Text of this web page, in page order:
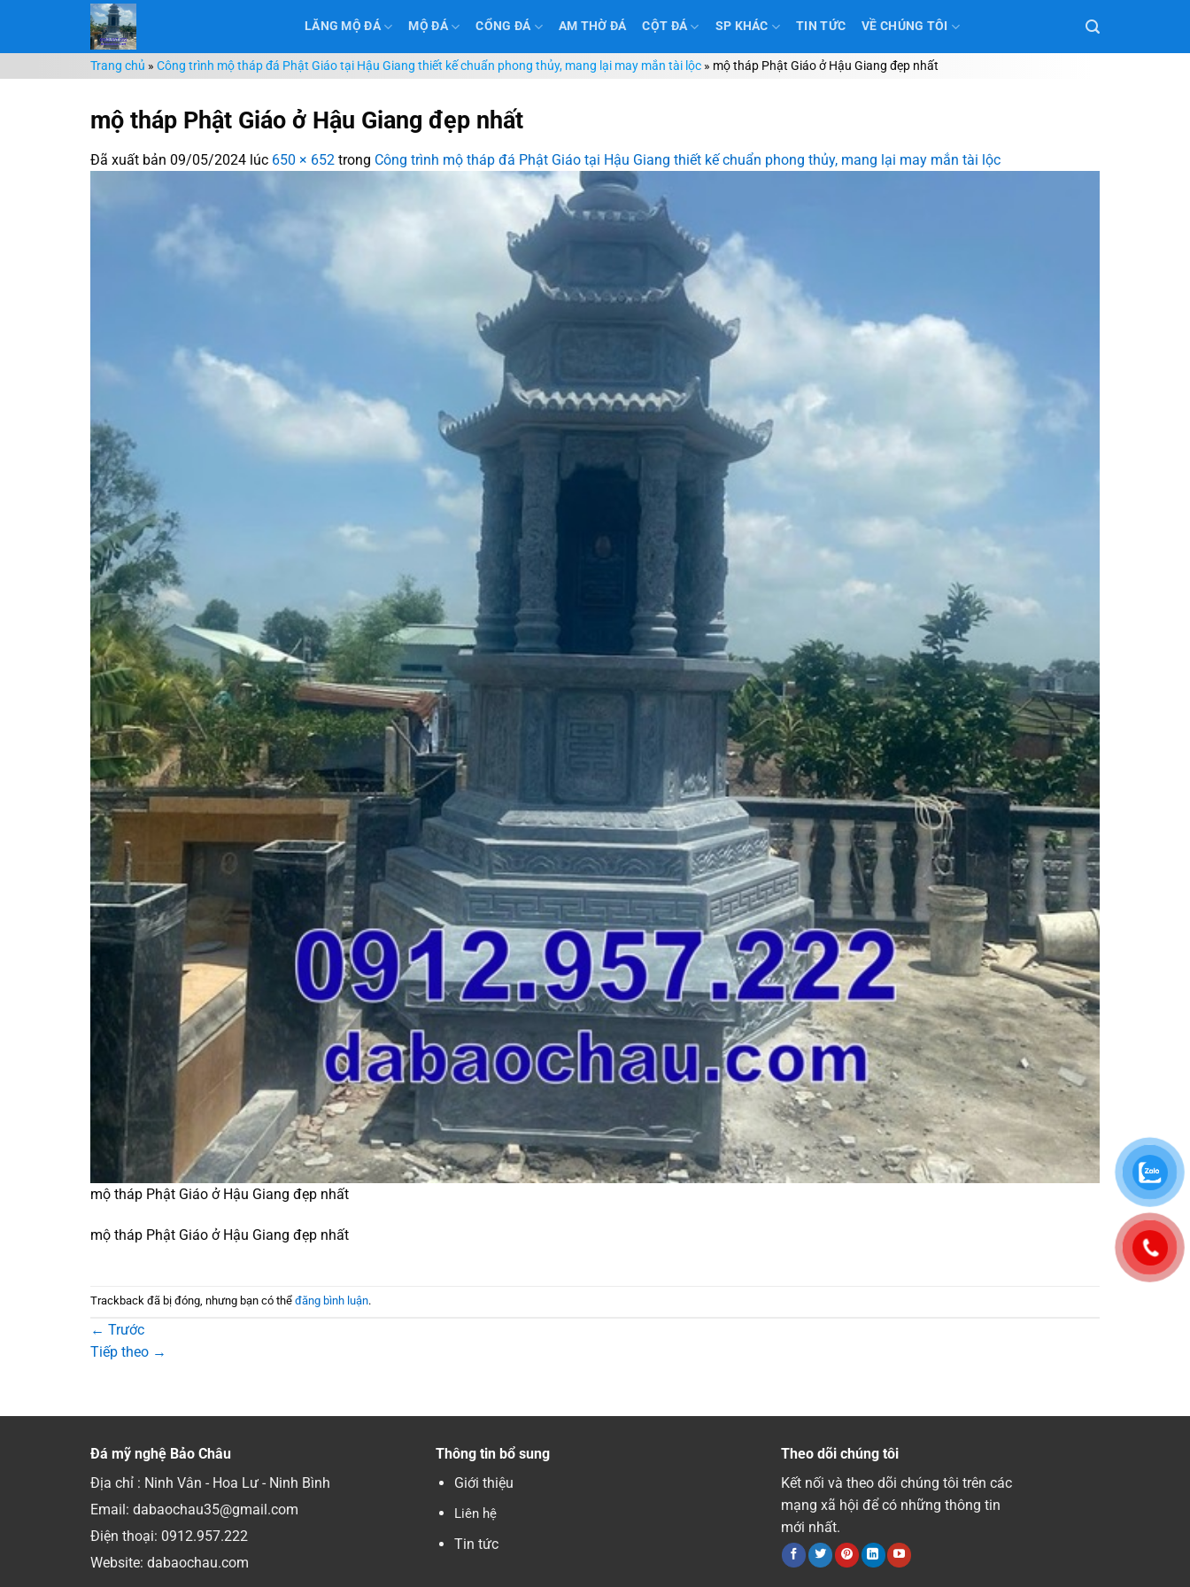
nội
dung
LĂNG MỘ ĐÁ MỘ ĐÁ CỔNG ĐÁ AM THỜ ĐÁ CỘT ĐÁ SP KHÁC TIN TỨC VỀ CHÚNG TÔI
Trang chủ » Công trình mộ tháp đá Phật Giáo tại Hậu Giang thiết kế chuẩn phong thủy, mang lại may mắn tài lộc » mộ tháp Phật Giáo ở Hậu Giang đẹp nhất
mộ tháp Phật Giáo ở Hậu Giang đẹp nhất
Đã xuất bản 09/05/2024 lúc 650 × 652 trong Công trình mộ tháp đá Phật Giáo tại Hậu Giang thiết kế chuẩn phong thủy, mang lại may mắn tài lộc
mộ tháp Phật Giáo ở Hậu Giang đẹp nhất
mộ tháp Phật Giáo ở Hậu Giang đẹp nhất
Trackback đã bị đóng, nhưng bạn có thể đăng bình luận.
← Trước
Tiếp theo →
Đá mỹ nghệ Bảo Châu
Địa chỉ : Ninh Vân - Hoa Lư - Ninh Bình
Email: dabaochau35@gmail.com
Điện thoại: 0912.957.222
Website: dabaochau.com
Thông tin bổ sung
Giới thiệu
Liên hệ
Tin tức
Theo dõi chúng tôi
Kết nối và theo dõi chúng tôi trên các
mạng xã hội để có những thông tin
mới nhất.